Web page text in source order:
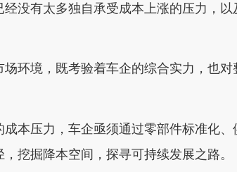
有太多独自承受成本上涨的压力，以
境，既考验着车企的综合实力，也对
压力，车企亟须通过零部件标准化、
挖掘降本空间，探寻可持续发展之路。